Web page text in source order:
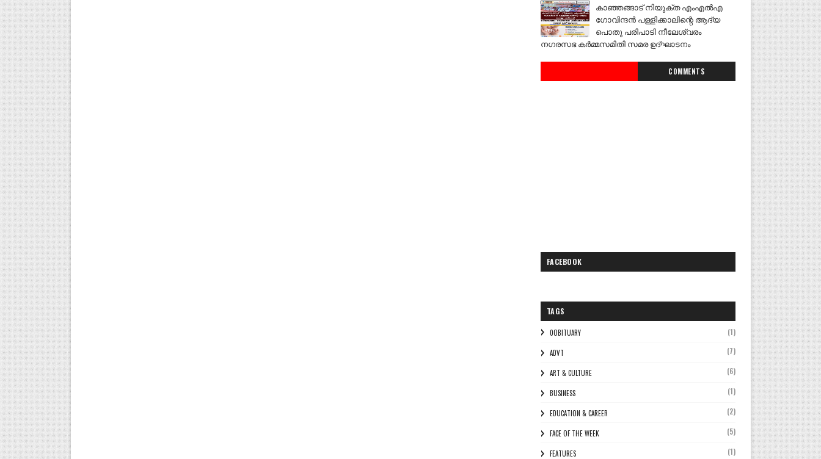
കാഞ്ഞങ്ങാട് നിയുക്ത എംഎൽഎ
ഗോവിന്ദൻ പള്ളിക്കാലിന്റെ ആദ്യ
പൊതു പരിപാടി നീലേശ്വരം
നഗരസഭ കർമ്മസമിതി സമര ഉദ്ഘാടനം
COMMENTS
FACEBOOK
TAGS
0OBITUARY (1)
ADVT (7)
ART & CULTURE (6)
BUSINESS (1)
EDUCATION & CAREER (2)
FACE OF THE WEEK (5)
FEATURES (1)